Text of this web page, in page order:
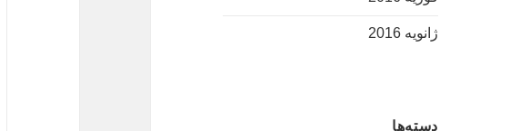
ژانویه 2016
دسته‌ها